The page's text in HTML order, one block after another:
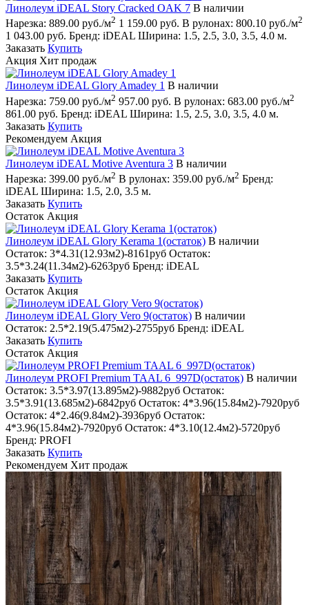
Линолеум iDEAL Story Cracked OAK 7 В наличии
Нарезка: 889.00 руб./м2 1 159.00 руб. В рулонах: 800.10 руб./м2
1 043.00 руб. Бренд: iDEAL Ширина: 1.5, 2.5, 3.0, 3.5, 4.0 м.
Заказать Купить
Акция Хит продаж
Линолеум iDEAL Glory Amadey 1 В наличии
Нарезка: 759.00 руб./м2 957.00 руб. В рулонах: 683.00 руб./м2
861.00 руб. Бренд: iDEAL Ширина: 1.5, 2.5, 3.0, 3.5, 4.0 м.
Заказать Купить
Рекомендуем Акция
Линолеум iDEAL Motive Aventura 3 В наличии
Нарезка: 399.00 руб./м2 В рулонах: 359.00 руб./м2 Бренд:
iDEAL Ширина: 1.5, 2.0, 3.5 м.
Заказать Купить
Остаток Акция
Линолеум iDEAL Glory Kerama 1(остаток) В наличии
Остаток: 3*4.31(12.93м2)-8161руб Остаток:
3.5*3.24(11.34м2)-6263руб Бренд: iDEAL
Заказать Купить
Остаток Акция
Линолеум iDEAL Glory Vero 9(остаток) В наличии
Остаток: 2.5*2.19(5.475м2)-2755руб Бренд: iDEAL
Заказать Купить
Остаток Акция
Линолеум PROFI Premium TAAL 6_997D(остаток) В наличии
Остаток: 3.5*3.97(13.895м2)-9882руб Остаток:
3.5*3.91(13.685м2)-6842руб Остаток: 4*3.96(15.84м2)-7920руб
Остаток: 4*2.46(9.84м2)-3936руб Остаток:
4*3.96(15.84м2)-7920руб Остаток: 4*3.10(12.4м2)-5720руб
Бренд: PROFI
Заказать Купить
Рекомендуем Хит продаж